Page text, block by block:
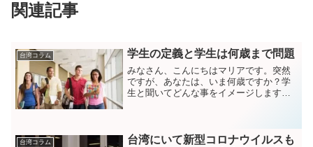
関連記事
台湾コラム 学生の定義と学生は何歳まで問題
みなさん、こんにちはマリアです。突然
ですが、あなたは、いま何歳ですか？学
生と聞いてどんな事をイメージします
ます。それでは、さっそく行...
台湾コラム
台湾にいて新型コロナウイルスも